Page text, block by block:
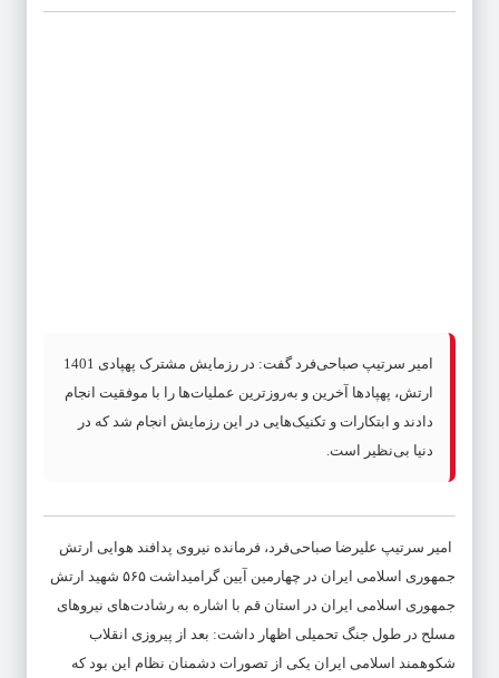
امیر سرتیپ صباحی‌فرد گفت: در رزمایش مشترک پهپادی 1401
ارتش، پهپادها آخرین و به‌روزترین عملیات‌ها را با موفقیت انجام
دادند و ابتکارات و تکنیک‌هایی در این رزمایش انجام شد که در
دنیا بی‌نظیر است.
امیر سرتیپ علیرضا صباحی‌فرد، فرمانده نیروی پدافند هوایی ارتش
جمهوری اسلامی ایران در چهارمین آیین گرامیداشت ۵۶۵ شهید ارتش
جمهوری اسلامی ایران در استان قم با اشاره به رشادت‌های نیروهای
مسلح در طول جنگ تحمیلی اظهار داشت: بعد از پیروزی انقلاب
شکوهمند اسلامی ایران یکی از تصورات دشمنان نظام این بود که